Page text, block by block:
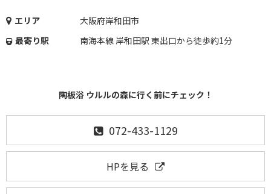
エリア
大阪府岸和田市
最寄り駅
南海本線 岸和田駅 東出口から徒歩約1分
陶板浴 ウルルの森に行く前にチェック！
072-433-1129
HPを見る